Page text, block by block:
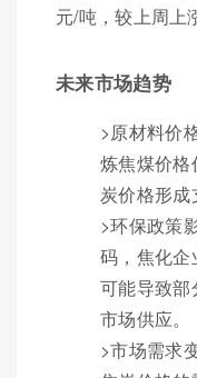
元/吨，较上周上
未来市场趋势
>原材料价
炼焦煤价格
炭价格形成
>环保政策
码，焦化企
可能导致
市场供应。
>市场需求